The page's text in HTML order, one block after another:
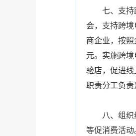
七、支持
会，支持跨
商企业，按
元。实施跨
验店，促进
职责分工负责
八、组
等促消费活动